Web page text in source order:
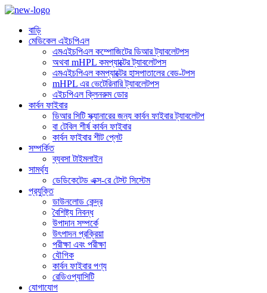
বাড়ি
মেডিকেল এইচপিএল
এমএইচপিএল কম্পোজিটের ডিআর ট্যাবলেটপস
অথবা mHPL কমপ্যাক্টের ট্যাবলেটপস
এমএইচপিএল কমপ্যাক্টের হাসপাতালের বেড-টপস
mHPL এর ভেটেরিনারি ট্যাবলেটপস
এইচপিএল ক্লিনরুম ডোর
কার্বন ফাইবার
ডিআর সিটি স্ক্যানারের জন্য কার্বন ফাইবার ট্যাবলেটপ
বা টেবিল শীর্ষ কার্বন ফাইবার
কার্বন ফাইবার শীট প্লেট
সম্পর্কিত
ব্যবসা টাইমলাইন
সামর্থ্য
ডেডিকেটেড এক্স-রে টেস্ট সিস্টেম
প্রযুক্তি
ডাউনলোড কেন্দ্র
বৈশিষ্ট্য নিবন্ধ
উপাদান সম্পর্কে
উৎপাদন প্রক্রিয়া
পরীক্ষা এবং পরীক্ষা
যৌগিক
কার্বন ফাইবার পণ্য
রেডিওপ্যাসিটি
যোগাযোগ